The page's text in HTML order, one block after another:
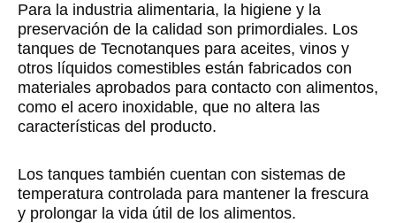
Para la industria alimentaria, la higiene y la
preservación de la calidad son primordiales. Los
tanques de Tecnotanques para aceites, vinos y
otros líquidos comestibles están fabricados con
materiales aprobados para contacto con alimentos,
como el acero inoxidable, que no altera las
características del producto.
Los tanques también cuentan con sistemas de
temperatura controlada para mantener la frescura
y prolongar la vida útil de los alimentos.